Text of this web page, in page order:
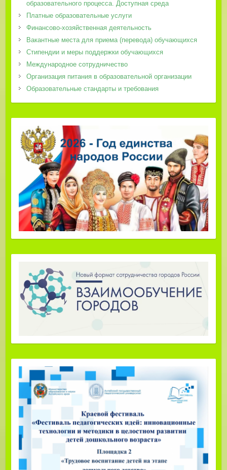
образовательного процесса. Доступная среда
Платные образовательные услуги
Финансово-хозяйственная деятельность
Вакантные места для приема (перевода) обучающихся
Стипендии и меры поддержки обучающихся
Международное сотрудничество
Организация питания в образовательной организации
Образовательные стандарты и требования